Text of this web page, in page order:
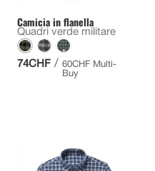
Camicia in flanella
Quadri verde militare
74CHF / 60CHF Multi-
Buy